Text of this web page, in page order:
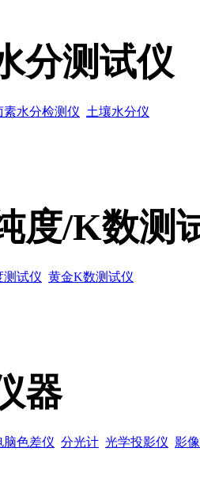
分测试仪
素水分检测仪 土壤水分仪
度/K数测
测试仪 黄金K数测试仪
器
脑色差仪 分光计 光学投影仪 影